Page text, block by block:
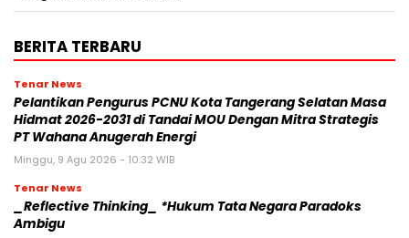
BERITA TERBARU
Tenar News
Pelantikan Pengurus PCNU Kota Tangerang Selatan Masa
Hidmat 2026-2031 di Tandai MOU Dengan Mitra Strategis
PT Wahana Anugerah Energi
Minggu, 9 Agu 2026 - 10:32 WIB
Tenar News
_Reflective Thinking_ *Hukum Tata Negara Paradoks
Ambigu